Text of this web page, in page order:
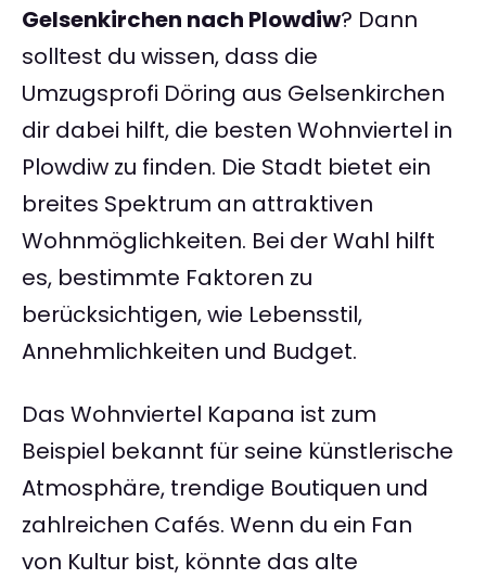
Gelsenkirchen nach Plowdiw? Dann
solltest du wissen, dass die
Umzugsprofi Döring aus Gelsenkirchen
dir dabei hilft, die besten Wohnviertel in
Plowdiw zu finden. Die Stadt bietet ein
breites Spektrum an attraktiven
Wohnmöglichkeiten. Bei der Wahl hilft
es, bestimmte Faktoren zu
berücksichtigen, wie Lebensstil,
Annehmlichkeiten und Budget.
Das Wohnviertel Kapana ist zum
Beispiel bekannt für seine künstlerische
Atmosphäre, trendige Boutiquen und
zahlreichen Cafés. Wenn du ein Fan
von Kultur bist, könnte das alte